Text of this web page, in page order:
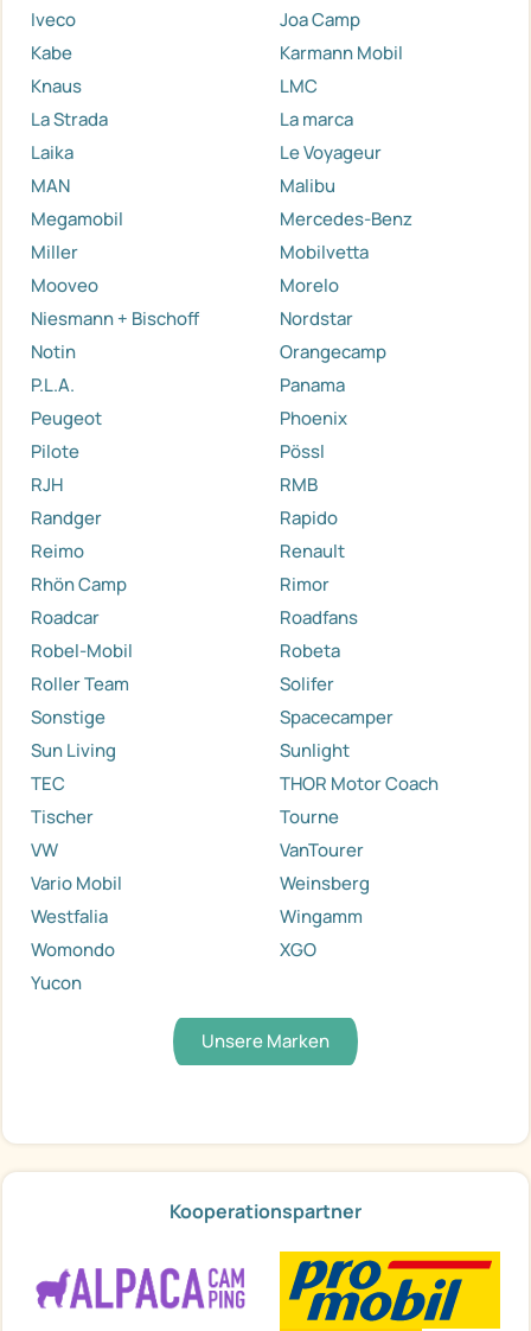
Iveco
Joa Camp
Kabe
Karmann Mobil
Knaus
LMC
La Strada
La marca
Laika
Le Voyageur
MAN
Malibu
Megamobil
Mercedes-Benz
Miller
Mobilvetta
Mooveo
Morelo
Niesmann + Bischoff
Nordstar
Notin
Orangecamp
P.L.A.
Panama
Peugeot
Phoenix
Pilote
Pössl
RJH
RMB
Randger
Rapido
Reimo
Renault
Rhön Camp
Rimor
Roadcar
Roadfans
Robel-Mobil
Robeta
Roller Team
Solifer
Sonstige
Spacecamper
Sun Living
Sunlight
TEC
THOR Motor Coach
Tischer
Tourne
VW
VanTourer
Vario Mobil
Weinsberg
Westfalia
Wingamm
Womondo
XGO
Yucon
Unsere Marken
Kooperationspartner